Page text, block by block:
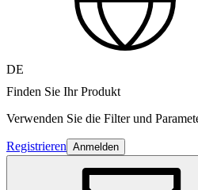
DE
Finden Sie Ihr Produkt
Verwenden Sie die Filter und
Registrieren Anmelden